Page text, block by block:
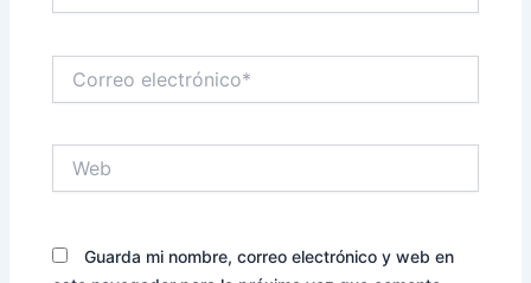
electrónico*
Guarda mi nombre, correo electrónico y web en